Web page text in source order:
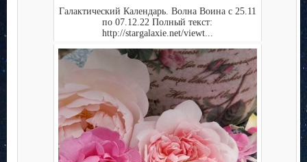
Галактический Календарь. Волна Воина с 25.11
по 07.12.22 Полный текст:
http://stargalaxie.net/viewt...